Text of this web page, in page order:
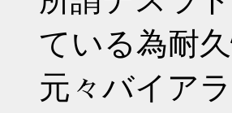
ている為耐
元々バイア